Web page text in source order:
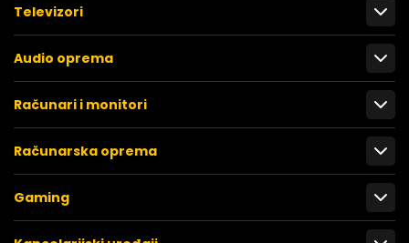
Televizori
Audio oprema
Računari i monitori
Računarska oprema
Gaming